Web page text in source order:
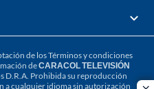
de losTérminos y condiciones
deCARACOL TELEVISIÓN
D.R.A. Prohibida su reproducción
a cualquier idioma sin autorización